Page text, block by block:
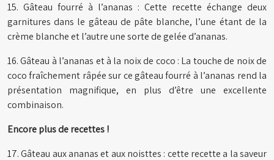
15. Gâteau fourré à l’ananas : Cette recette échange deux
garnitures dans le gâteau de pâte blanche, l’une étant de la
crème blanche et l’autre une sorte de gelée d’ananas.
16. Gâteau à l’ananas et à la noix de coco : La touche de noix de
coco fraîchement râpée sur ce gâteau fourré à l’ananas rend la
présentation magnifique, en plus d’être une excellente
combinaison.
Encore plus de recettes !
17. Gâteau aux ananas et aux noisttes : cette recette a la saveur